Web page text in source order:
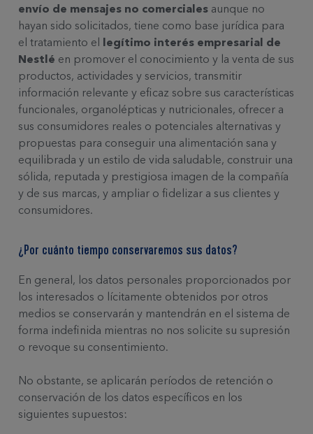
envío de mensajes no comerciales aunque no
hayan sido solicitados, tiene como base jurídica para
el tratamiento el legítimo interés empresarial de
Nestlé en promover el conocimiento y la venta de sus
productos, actividades y servicios, transmitir
información relevante y eficaz sobre sus características
funcionales, organolépticas y nutricionales, ofrecer a
sus consumidores reales o potenciales alternativas y
propuestas para conseguir una alimentación sana y
equilibrada y un estilo de vida saludable, construir una
sólida, reputada y prestigiosa imagen de la compañía
y de sus marcas, y ampliar o fidelizar a sus clientes y
consumidores.
¿Por cuánto tiempo conservaremos sus datos?
En general, los datos personales proporcionados por
los interesados o lícitamente obtenidos por otros
medios se conservarán y mantendrán en el sistema de
forma indefinida mientras no nos solicite su supresión
o revoque su consentimiento.
No obstante, se aplicarán períodos de retención o
conservación de los datos específicos en los
siguientes supuestos: